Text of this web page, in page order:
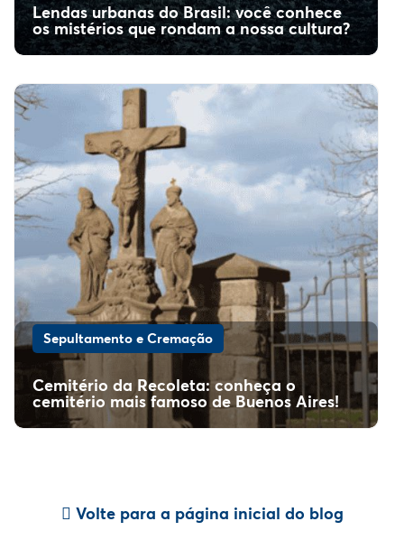
Lendas urbanas do Brasil: você conhece
os mistérios que rondam a nossa cultura?
Sepultamento e Cremação
Cemitério da Recoleta: conheça o
cemitério mais famoso de Buenos Aires!
Volte para a página inicial do blog